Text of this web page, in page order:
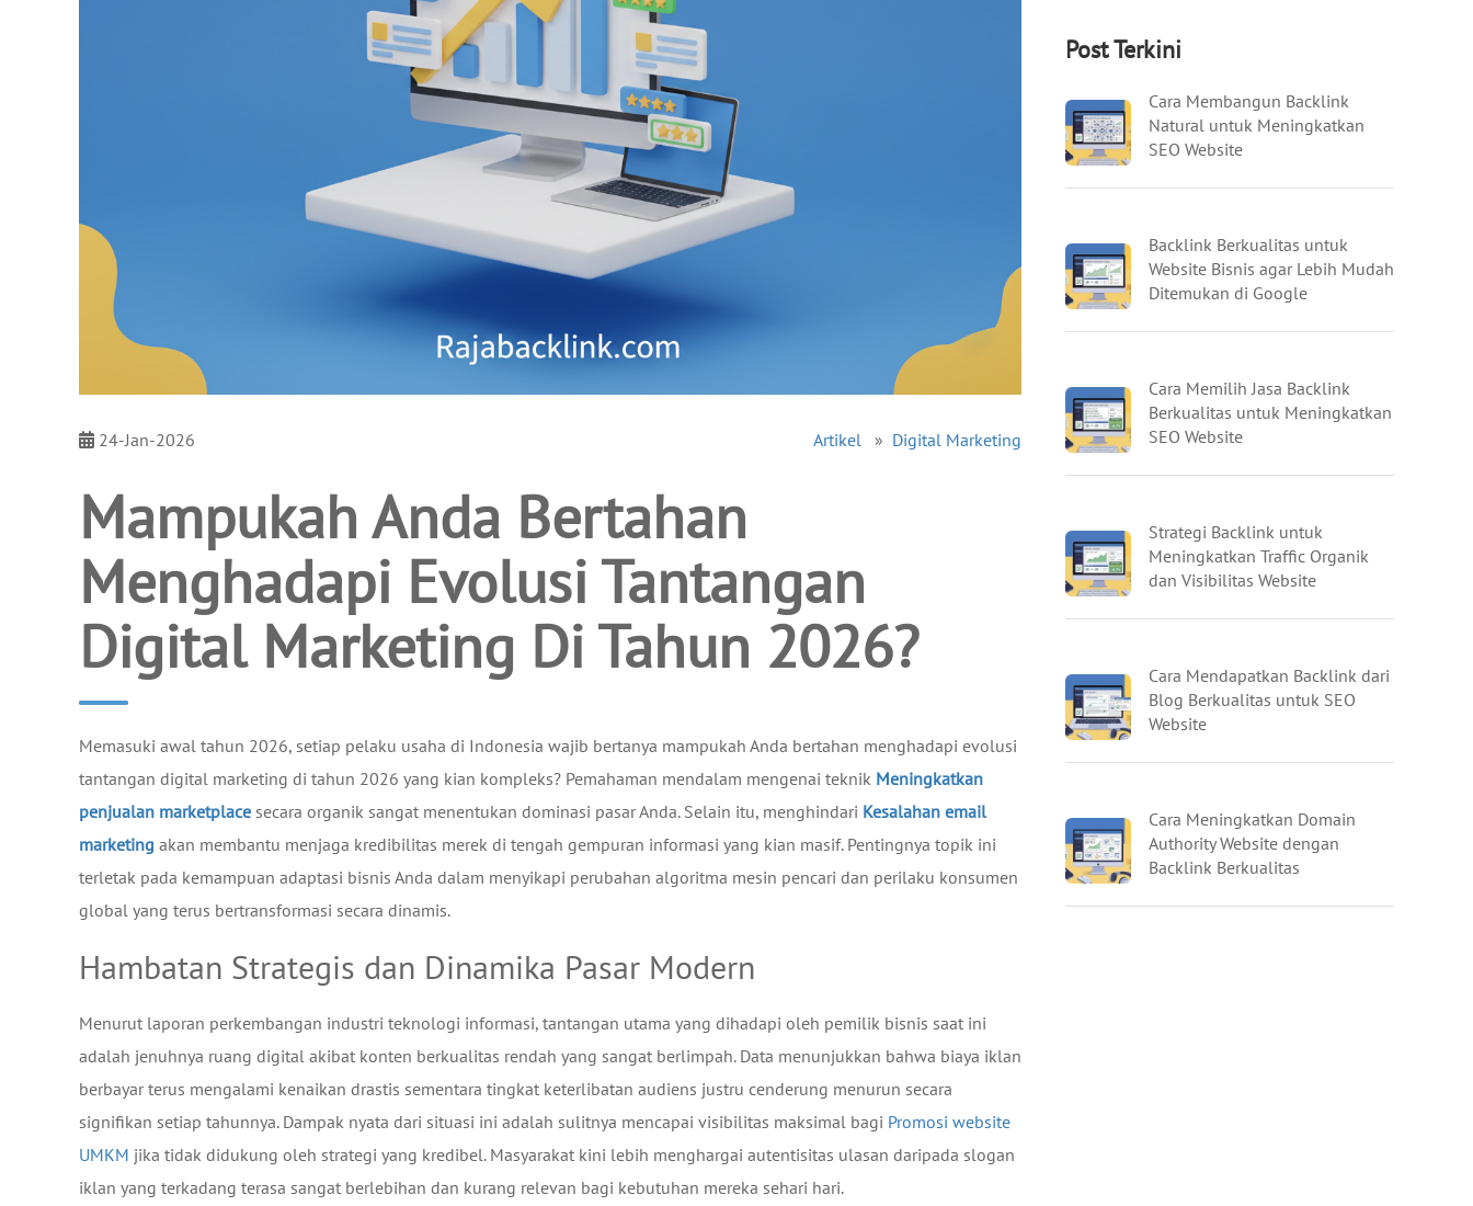
24-Jan-2026 Artikel » Digital Marketing
Mampukah Anda Bertahan
Menghadapi Evolusi Tantangan
Digital Marketing Di Tahun 2026?
Memasuki awal tahun 2026, setiap pelaku usaha di Indonesia wajib bertanya mampukah Anda bertahan menghadapi evolusi
tantangan digital marketing di tahun 2026 yang kian kompleks? Pemahaman mendalam mengenai teknik Meningkatkan
penjualan marketplace secara organik sangat menentukan dominasi pasar Anda. Selain itu, menghindari Kesalahan email
marketing akan membantu menjaga kredibilitas merek di tengah gempuran informasi yang kian masif. Pentingnya topik ini
terletak pada kemampuan adaptasi bisnis Anda dalam menyikapi perubahan algoritma mesin pencari dan perilaku konsumen
global yang terus bertransformasi secara dinamis.
Hambatan Strategis dan Dinamika Pasar Modern
Menurut laporan perkembangan industri teknologi informasi, tantangan utama yang dihadapi oleh pemilik bisnis saat ini
adalah jenuhnya ruang digital akibat konten berkualitas rendah yang sangat berlimpah. Data menunjukkan bahwa biaya iklan
berbayar terus mengalami kenaikan drastis sementara tingkat keterlibatan audiens justru cenderung menurun secara
signifikan setiap tahunnya. Dampak nyata dari situasi ini adalah sulitnya mencapai visibilitas maksimal bagi Promosi website
UMKM jika tidak didukung oleh strategi yang kredibel. Masyarakat kini lebih menghargai autentisitas ulasan daripada slogan
iklan yang terkadang terasa sangat berlebihan dan kurang relevan bagi kebutuhan mereka sehari hari.
Post Terkini
Cara Membangun Backlink
Natural untuk Meningkatkan
SEO Website
Backlink Berkualitas untuk
Website Bisnis agar Lebih Mudah
Ditemukan di Google
Cara Memilih Jasa Backlink
Berkualitas untuk Meningkatkan
SEO Website
Strategi Backlink untuk
Meningkatkan Traffic Organik
dan Visibilitas Website
Cara Mendapatkan Backlink dari
Blog Berkualitas untuk SEO
Website
Cara Meningkatkan Domain
Authority Website dengan
Backlink Berkualitas